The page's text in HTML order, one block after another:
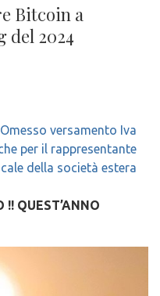
Bitcoin a
del 2024
Omesso versamento Iva
per il rappresentante
della società estera
QUEST’ANNO